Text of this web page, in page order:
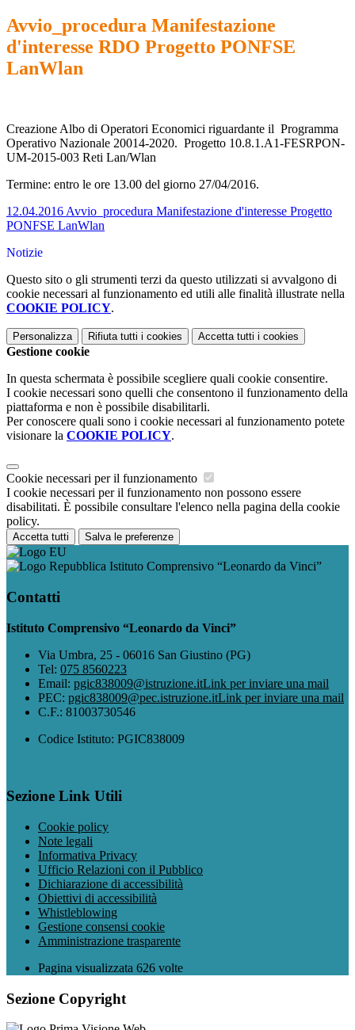
Avvio_procedura Manifestazione
d'interesse RDO Progetto PONFSE
LanWlan
Creazione Albo di Operatori Economici riguardante il Programma
Operativo Nazionale 20014-2020. Progetto 10.8.1.A1-FESRPON-
UM-2015-003 Reti Lan/Wlan
Termine: entro le ore 13.00 del giorno 27/04/2016.
12.04.2016 Avvio_procedura Manifestazione d'interesse Progetto
PONFSE LanWlan
Notizie
Questo sito o gli strumenti terzi da questo utilizzati si avvalgono di
cookie necessari al funzionamento ed utili alle finalità illustrate nella
COOKIE POLICY.
Personalizza Rifiuta tutti i cookies Accetta tutti i cookies
Gestione cookie
In questa schermata è possibile scegliere quali cookie consentire.
I cookie necessari sono quelli che consentono il funzionamento della
piattaforma e non è possibile disabilitarli.
Per conoscere quali sono i cookie necessari al funzionamento potete
visionare la COOKIE POLICY.
Cookie necessari per il funzionamento
I cookie necessari per il funzionamento non possono essere
disabilitati. È possibile consultare l'elenco nella pagina della cookie
policy.
Accetta tutti Salva le preferenze
Istituto Comprensivo “Leonardo da Vinci”
Contatti
Istituto Comprensivo “Leonardo da Vinci”
Via Umbra, 25 - 06016 San Giustino (PG)
Tel: 075 8560223
Email: pgic838009@istruzione.itLink per inviare una mail
PEC: pgic838009@pec.istruzione.itLink per inviare una mail
C.F.: 81003730546
Codice Istituto: PGIC838009
Sezione Link Utili
Cookie policy
Note legali
Informativa Privacy
Ufficio Relazioni con il Pubblico
Dichiarazione di accessibilità
Obiettivi di accessibilità
Whistleblowing
Gestione consensi cookie
Amministrazione trasparente
Pagina visualizzata 626 volte
Sezione Copyright